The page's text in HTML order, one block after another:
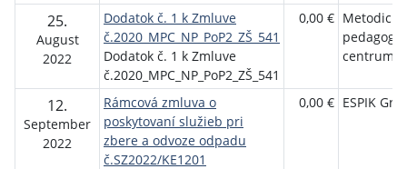
25.
August
2022
Dodatok č. 1 k Zmluve
č.2020_MPC_NP_PoP2_ZŠ_541
Dodatok č. 1 k Zmluve
č.2020_MPC_NP_PoP2_ZŠ_541
0,00 €
centrum
12.
September
2022
Rámcová zmluva o
poskytovaní služieb pri
zbere a odvoze odpadu
č.SZ2022/KE1201
0,00 € ESPIK